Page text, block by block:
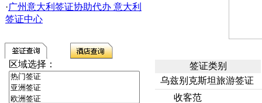
·广州意大利签证协助代办 意大利
签证中心
区域选择：
签证类别
乌兹别克斯坦旅游签证
收客范